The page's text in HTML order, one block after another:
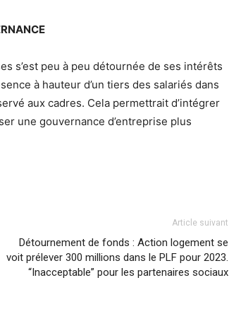
s’est peu à peu détournée de ses intérêts
à hauteur d’un tiers des salariés dans
aux cadres. Cela permettrait d’intégrer
une gouvernance d’entreprise plus
Article suivant
Détournement de fonds : Action logement se
voit prélever 300 millions dans le PLF pour 2023.
“Inacceptable” pour les partenaires sociaux